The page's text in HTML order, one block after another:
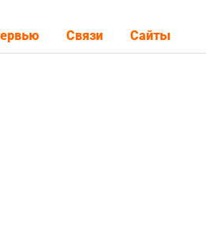
Связи Сайты